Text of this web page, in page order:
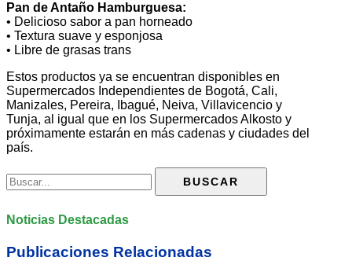
Pan de Antaño Hamburguesa:
• Delicioso sabor a pan horneado
• Textura suave y esponjosa
• Libre de grasas trans
Estos productos ya se encuentran disponibles en
Supermercados Independientes de Bogotá, Cali,
Manizales, Pereira, Ibagué, Neiva, Villavicencio y
Tunja, al igual que en los Supermercados Alkosto y
próximamente estarán en más cadenas y ciudades del
país.
Noticias Destacadas
Publicaciones Relacionadas